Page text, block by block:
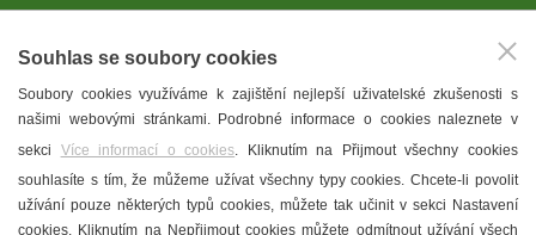
T. G. Masaryk
Mandloně
Ubytování
Restaurace
Městské muzeum a galerie
Souhlas se soubory cookies
Soubory cookies využíváme k zajištění nejlepší uživatelské zkušenosti s
našimi webovými stránkami. Podrobné informace o cookies naleznete v
sekci Více informací o cookies. Kliknutím na Přijmout všechny cookies
souhlasíte s tím, že můžeme užívat všechny typy cookies. Chcete-li povolit
užívání pouze některých typů cookies, můžete tak učinit v sekci Nastavení
cookies. Kliknutím na Nepřijmout cookies můžete odmítnout užívání všech